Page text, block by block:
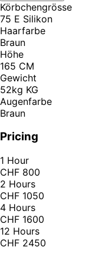
Körbchengrösse
75 E Silikon
Haarfarbe
Braun
Höhe
165 CM
Gewicht
52kg KG
Augenfarbe
Braun
Pricing
1 Hour
CHF 800
2 Hours
CHF 1050
4 Hours
CHF 1600
12 Hours
CHF 2450